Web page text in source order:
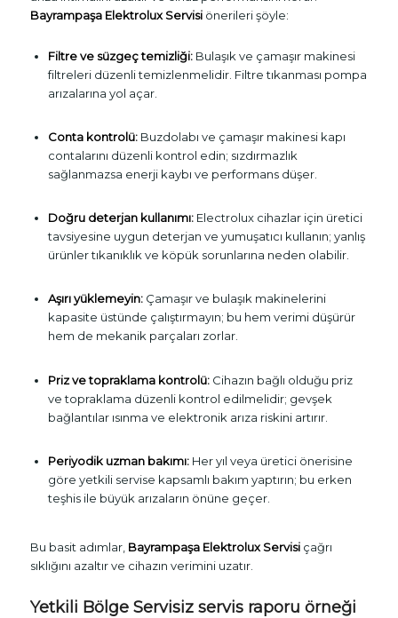
Bayrampaşa Elektrolux Servisiönerileri şöyle:
Filtre ve süzgeç temizliği:Bulaşık ve çamaşır makinesi
filtreleri düzenli temizlenmelidir. Filtre tıkanması pompa
arızalarına yol açar.
Conta kontrolü:Buzdolabı ve çamaşır makinesi kapı
contalarını düzenli kontrol edin; sızdırmazlık
sağlanmazsa enerji kaybı ve performans düşer.
Doğru deterjan kullanımı:Electrolux cihazlar için üretici
tavsiyesine uygun deterjan ve yumuşatıcı kullanın; yanlış
ürünler tıkanıklık ve köpük sorunlarına neden olabilir.
Aşırı yüklemeyin:Çamaşır ve bulaşık makinelerini
kapasite üstünde çalıştırmayın; bu hem verimi düşürür
hem de mekanik parçaları zorlar.
Priz ve topraklama kontrolü:Cihazın bağlı olduğu priz
ve topraklama düzenli kontrol edilmelidir; gevşek
bağlantılar ısınma ve elektronik arıza riskini artırır.
Periyodik uzman bakımı:Her yıl veya üretici önerisine
göre yetkili servise kapsamlı bakım yaptırın; bu erken
teşhis ile büyük arızaların önüne geçer.
Bu basit adımlar, Bayrampaşa Elektrolux Servisiçağrı
sıklığını azaltır ve cihazın verimini uzatır.
Yetkili Bölge Servisiz servis raporu örneği